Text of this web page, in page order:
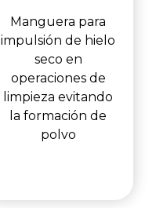
Manguera para
impulsión de hielo
seco en
operaciones de
limpieza evitando
la formación de
polvo